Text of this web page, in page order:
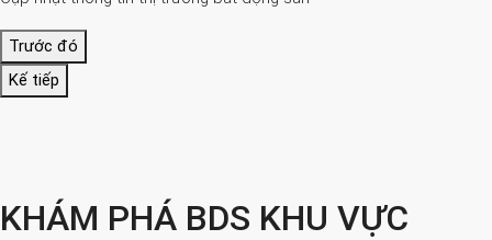
Trước đó
Kế tiếp
KHÁM PHÁ BDS KHU VỰC